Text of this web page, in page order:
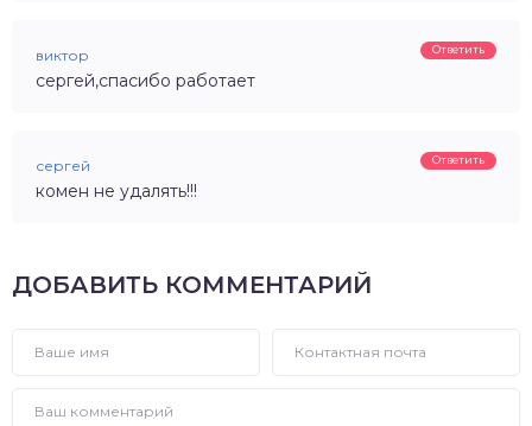
виктор Ответить
сергей,спасибо работает
сергей Ответить
комен не удалять!!!
ДОБАВИТЬ КОММЕНТАРИЙ